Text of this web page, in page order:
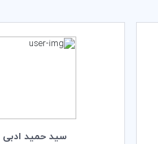
سید حمید ادبی